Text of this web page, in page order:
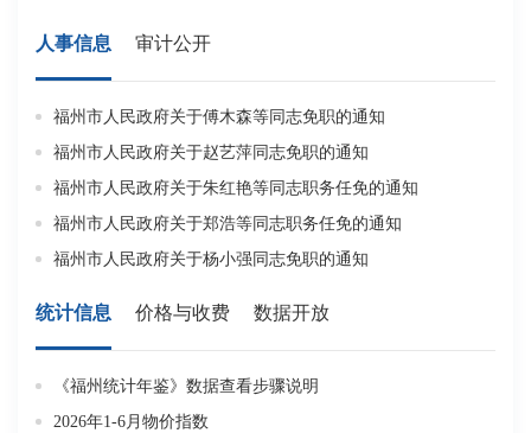
人事信息 审计公开
福州市人民政府关于傅木森等同志免职的通知
福州市人民政府关于赵艺萍同志免职的通知
福州市人民政府关于朱红艳等同志职务任免的通知
福州市人民政府关于郑浩等同志职务任免的通知
福州市人民政府关于杨小强同志免职的通知
统计信息 价格与收费 数据开放
《福州统计年鉴》数据查看步骤说明
2026年1-6月物价指数